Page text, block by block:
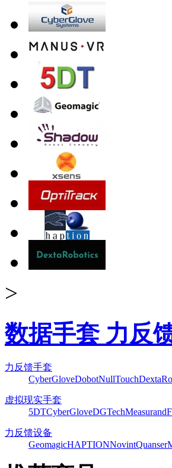
>
数据手套 力反
力反馈手套
CyberGloveDobotNullTouch
虚拟现实手套
5DTCyberGloveDGTechMeasurand
力反馈设备
GeomagicHAPTIONNovintQuanser